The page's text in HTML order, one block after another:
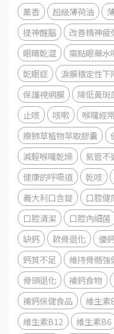
薰香
超級薄荷油
提神醒腦
改善精神疲
眼睛乾澀
需點眼藥水
乾眼症
淚膜穩定性下
保護視網膜
降低黃斑
止咳
咳嗽 喉嚨經
療肺草植物萃取膠囊
減輕喉嚨乾燥
氣管不
健康的呼吸道
乾咳
義大利口含錠
口腔健
口腔清潔
口腔內細菌
缺鈣
軟骨退化 優
鈣質不足
維持骨骼強
骨頭退化
補鈣食物
補鈣保健食品
維生素
維生素B12
維生素B6